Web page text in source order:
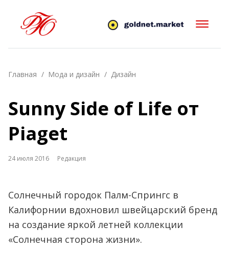
Главная Мода и дизайн Дизайн
Sunny Side of Life от
Piaget
24 июля 2016 Редакция
Солнечный городок Палм-Спрингс в
Калифорнии вдохновил швейцарский бренд
на создание яркой летней коллекции
«Солнечная сторона жизни».